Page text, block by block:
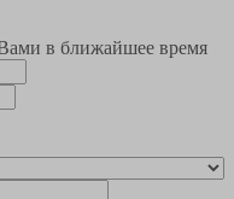
в ближайшее время